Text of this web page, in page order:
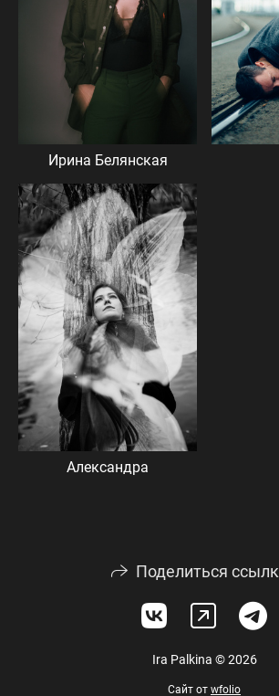
Ирина Белянская
Александра
Поделиться
Ira Palkina © 2026
Сайт от wfolio